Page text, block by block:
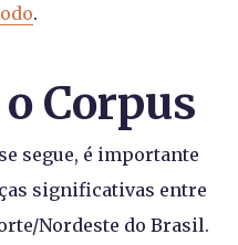
.
Corpus
segue, é importante
significativas entre
Nordeste do Brasil.